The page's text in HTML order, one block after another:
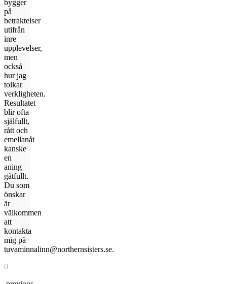
bygger
på
betraktelser
utifrån
inre
upplevelser,
men
också
hur jag
tolkar
verkligheten.
Resultatet
blir ofta
själfullt,
rått och
emellanåt
kanske
en
aning
gåtfullt.
Du som
önskar
är
välkommen
att
kontakta
mig på
tuvaminnalinn@northernsisters.se.
0